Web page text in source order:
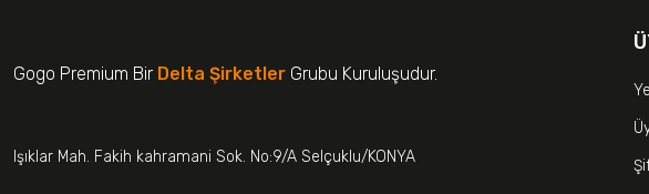
Gogo Premium Bir Delta Şirketler Grubu Kuruluşudur.
Işıklar Mah. Fakih kahramani Sok. No:9/A Selçuklu/KONYA